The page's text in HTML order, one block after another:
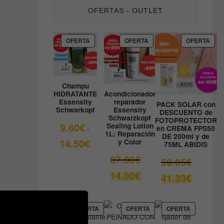
OFERTAS - OUTLET
OFERTAPRODUCTO
EN
OFERTA
Champu
HIDRATANTE
Essensity
Schwarkopf
9.60€ -
14.50€Rango
precios:
14.50€
OFERTA PRODUCTO
EN
OFERTA
Acondicionador
reparador
Essensity
Schwarzkopf
Sealing Lotion
1L: Reparación
y Color
37.00€El
original
37.00€.
14.80€El
precio
es:
14.80€.
OFERTA
EN
PACK SOLAR con
DESCUENTO de
FOTOPROTECTOR
en CREMA FPS50
DE 200ml y de
75ML ABIDIS
59.05€El
original
59.05€.
41.33€El
precio
OFERTAPRODUCTO
EN
OFERTA PRODUCTO
EN
OFERTAPRODUCTO
EN